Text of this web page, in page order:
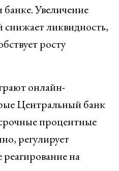
Увеличение
снижает ликвидность,
росту
онлайн-
Центральный банк
процентные
регулирует
на